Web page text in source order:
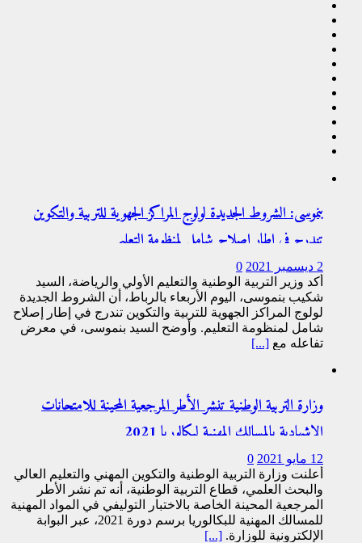
بنموسى: الشروط الجديدة لولوج المراكز الجهوية للتربية والتكوين
تندرج في إطار إصلاح شامل لمنظومة التعليم
2 ديسمبر 2021
0
أكد وزير التربية الوطنية والتعليم الأولي والرياضة، السيد
شكيب بنموسى، اليوم الأربعاء بالرباط، أن الشروط الجديدة
لولوج المراكز الجهوية للتربية والتكوين تندرج في إطار إصلاح
شامل لمنظومة التعليم. وأوضح السيد بنموسى، في معرض
تفاعله مع [...]
وزارة التربية الوطنية تنشر الأطر المرجعية المحينة للامتحانات
الإشهادية بالمسالك المهنية لبكالوريا 2021
12 مايو 2021
0
أعلنت وزارة التربية الوطنية والتكوين المهني والتعليم العالي
والبحث العلمي، قطاع التربية الوطنية، أنه تم نشر الأطر
المرجعية المحينة الخاصة بالاختبار التوليفي في المواد المهنية
للمسالك المهنية للبكالوريا برسم دورة 2021، عبر البوابة
الإلكترونية للوزارة. [...]